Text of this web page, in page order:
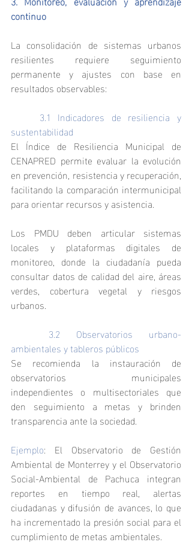
continuo
La consolidación de sistemas urbanos
resilientes requiere seguimiento
permanente y ajustes con base en
resultados observables:
sustentabilidad
El Índice de Resiliencia Municipal de
CENAPRED permite evaluar la evolución
en prevención, resistencia y recuperación,
facilitando la comparación intermunicipal
para orientar recursos y asistencia.
Los PMDU deben articular sistemas
locales y plataformas digitales de
monitoreo, donde la ciudadanía pueda
consultar datos de calidad del aire, áreas
verdes, cobertura vegetal y riesgos
urbanos.
ambientales y tableros públicos
Se recomienda la instauración de
observatorios municipales
independientes o multisectoriales que
den seguimiento a metas y brinden
transparencia ante la sociedad.
Ejemplo: El Observatorio de Gestión
Ambiental de Monterrey y el Observatorio
Social-Ambiental de Pachuca integran
reportes en tiempo real, alertas
ciudadanas y difusión de avances, lo que
ha incrementado la presión social para el
cumplimiento de metas ambientales.